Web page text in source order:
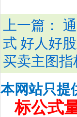
上一篇：
式 好人好
买卖主图
本网站只提
标公式